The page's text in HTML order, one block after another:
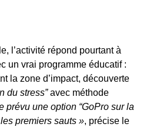
l’activité répond pourtant à
un vrai programme éducatif :
la zone d’impact, découverte
du stress”avec méthode
prévu une option “GoPro sur la
premiers sauts », précise le